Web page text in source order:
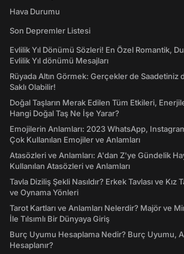
Hava Durumu
Son Depremler Listesi
Evlilik Yıl Dönümü Sözleri! En Özel Romantik,
Evlilik Yıl dönümü Mesajları
Rüyada Altın Görmek: Gerçekler de Saadetiniz
Saklı Olabilir!
Doğal Taşların Merak Edilen Tüm Etkileri,
Hangi Doğal Taş Ne İşe Yarar?
Emojilerin Anlamları: 2023 WhatsApp,
Çok Kullanılan Emojiler ve Anlamları
Atasözleri ve Anlamları: A'dan Z'ye Gündelik
Kullanılan Atasözleri ve Anlamları
Tavla Diziliş Şekli Nasıldır? Erkek Tavlası ve Kız
ve Oynama Yönleri
Tarot Kartları ve Anlamları Nelerdir? Majör ve
İle Tılsımlı Bir Dünyaya Giriş
Burç Uyumu Hesaplama Nedir? Burç Uyumu,
Hesaplanır?